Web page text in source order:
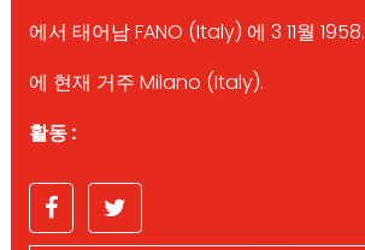
에서 태어남 FANO (Italy) 에 3 11월 1958.
에 현재 거주 Milano (Italy).
활동 :